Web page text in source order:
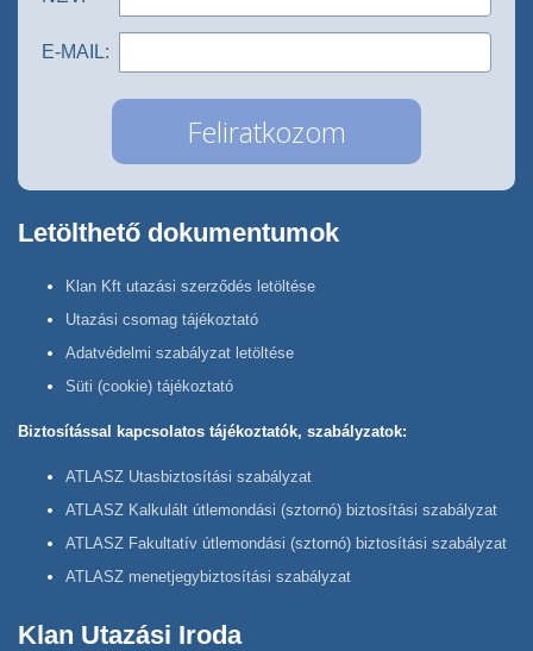
E-MAIL:
Letölthető dokumentumok
Klan Kft utazási szerződés letöltése
Utazási csomag tájékoztató
Adatvédelmi szabályzat letöltése
Süti (cookie) tájékoztató
Biztosítással kapcsolatos tájékoztatók, szabályzatok:
ATLASZ Utasbiztosítási szabályzat
ATLASZ Kalkulált útlemondási (sztornó) biztosítási szabályzat
ATLASZ Fakultatív útlemondási (sztornó) biztosítási szabályzat
ATLASZ menetjegybiztosítási szabályzat
Klan Utazási Iroda